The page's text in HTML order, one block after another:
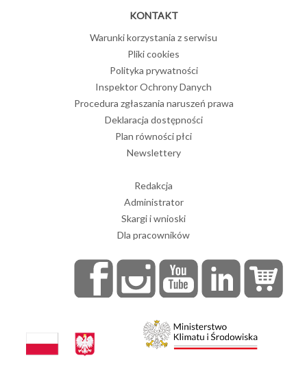
KONTAKT
Warunki korzystania z serwisu
Pliki cookies
Polityka prywatności
Inspektor Ochrony Danych
Procedura zgłaszania naruszeń prawa
Deklaracja dostępności
Plan równości płci
Newslettery
Redakcja
Administrator
Skargi i wnioski
Dla pracowników